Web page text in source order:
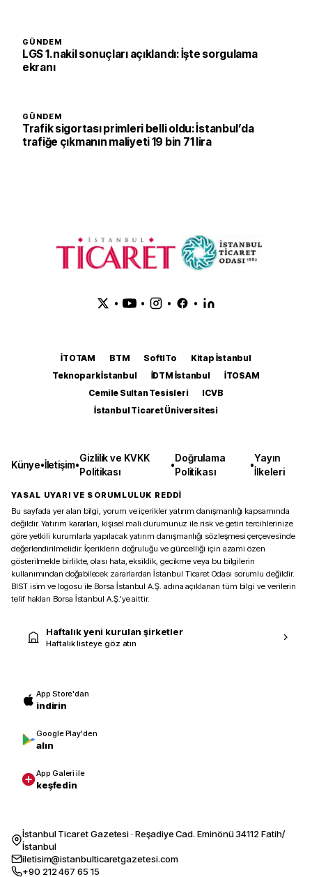
GÜNDEM
LGS 1. nakil sonuçları açıklandı: İşte sorgulama
ekranı
GÜNDEM
Trafik sigortası primleri belli oldu: İstanbul’da
trafiğe çıkmanın maliyeti 19 bin 71 lira
• • • •
İTOTAM BTM SoftITo
Kitap İstanbul
Teknopark İstanbul
İDTM İstanbul
İTOSAM
Cemile Sultan Tesisleri
ICVB
İstanbul Ticaret Üniversitesi
Künye•İletişim•
Gizlilik ve KVKK
Politikası
•
Doğrulama
Politikası
•
Yayın
İlkeleri
YASAL UYARI VE SORUMLULUK REDDİ
Bu sayfada yer alan bilgi, yorum ve içerikler yatırım danışmanlığı kapsamında
değildir. Yatırım kararları, kişisel mali durumunuz ile risk ve getiri tercihlerinize
göre yetkili kurumlarla yapılacak yatırım danışmanlığı sözleşmesi çerçevesinde
değerlendirilmelidir. İçeriklerin doğruluğu ve güncelliği için azami özen
gösterilmekle birlikte, olası hata, eksiklik, gecikme veya bu bilgilerin
kullanımından doğabilecek zararlardan İstanbul Ticaret Odası sorumlu değildir.
BIST isim ve logosu ile Borsa İstanbul A.Ş. adına açıklanan tüm bilgi ve verilerin
telif hakları Borsa İstanbul A.Ş.’ye aittir.
Haftalık yeni kurulan şirketler
Haftalık listeye göz atın
App Store'dan
indirin
Google Play'den
alın
App Galeri ile
keşfedin
İstanbul Ticaret Gazetesi · Reşadiye Cad. Eminönü 34112 Fatih/
İstanbul
iletisim@istanbulticaretgazetesi.com
+90 212 467 65 15